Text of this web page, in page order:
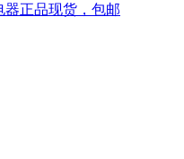
器正品现货，包邮